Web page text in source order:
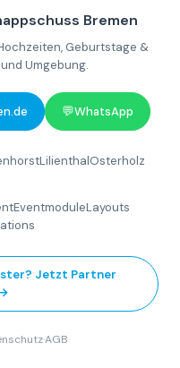
Bremen
Geburtstage &
Umgebung.
💬WhatsApp
LilienthalOsterholz
EventmoduleLayouts
Jetzt Partner
·AGB